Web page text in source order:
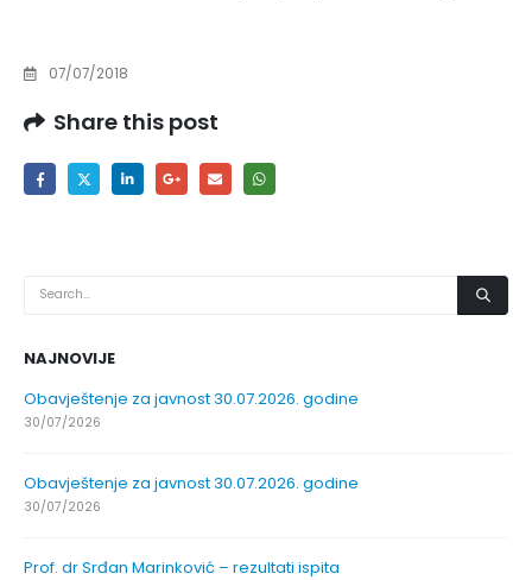
07/07/2018
Share this post
NAJNOVIJE
Obavještenje za javnost 30.07.2026. godine
30/07/2026
Obavještenje za javnost 30.07.2026. godine
30/07/2026
Prof. dr Srđan Marinković – rezultati ispita